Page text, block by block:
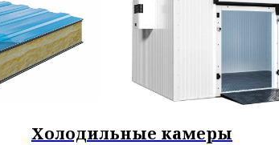
Холодильные камеры